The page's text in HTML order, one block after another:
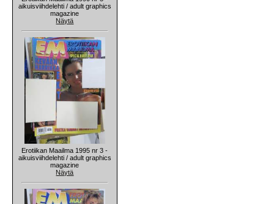
aikuisviihdelehti / adult graphics
magazine
Näytä
Erotiikan Maailma 1995 nr 3 -
aikuisviihdelehti / adult graphics
magazine
Näytä